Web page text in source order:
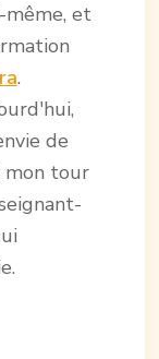
et
.
de
tour